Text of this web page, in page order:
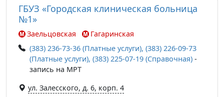
ГБУЗ «Городская клиническая больница
№1»
Заельцовская
Гагаринская
(383) 236-73-36 (Платные услуги), (383) 226-09-73
(Платные услуги), (383) 225-07-19 (Справочная) -
запись на МРТ
ул. Залесского, д. 6, корп. 4